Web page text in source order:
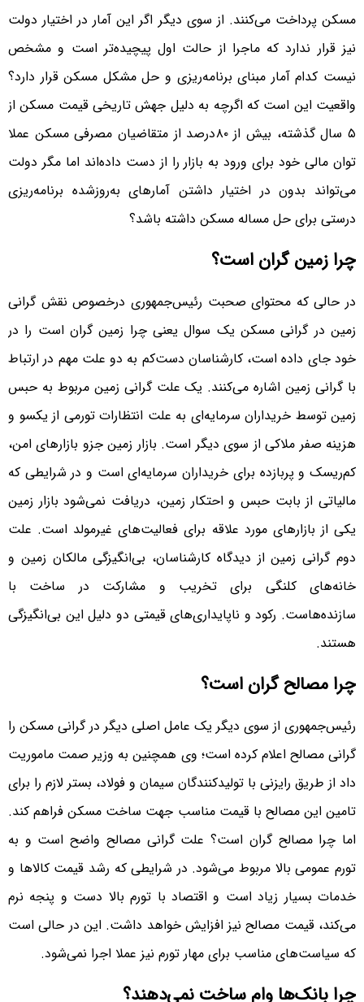
مسکن پرداخت می‌کنند. از سوی دیگر اگر این آمار در اختیار دولت
نیز قرار ندارد که ماجرا از حالت اول پیچیده‌‌‌تر است و مشخص
نیست کدام آمار مبنای برنامه‌‌‌ریزی و حل مشکل مسکن قرار دارد؟
واقعیت این است که اگرچه به دلیل جهش تاریخی قیمت مسکن از
۵ سال گذشته، بیش از ۸۰‌درصد از متقاضیان مصرفی مسکن عملا
توان مالی خود برای ورود به بازار را از دست داده‌‌‌اند اما مگر دولت
می‌تواند بدون در اختیار داشتن آمارهای به‌روز‌شده برنامه‌‌‌ریزی
درستی برای حل مساله مسکن داشته باشد؟
چرا زمین گران است؟
در حالی که محتوای صحبت رئیس‌‌‌جمهوری درخصوص نقش گرانی
زمین در گرانی مسکن یک سوال یعنی چرا زمین گران است را در
خود جای داده است، کارشناسان دست‌‌‌کم به دو علت مهم در ارتباط
با گرانی زمین اشاره می‌کنند. یک علت گرانی زمین مربوط به حبس
زمین توسط خریداران سرمایه‌‌‌ای به علت انتظارات تورمی از یکسو و
هزینه صفر ملاکی از سوی دیگر است. بازار زمین جزو بازارهای امن،
کم‌‌‌ریسک و پربازده برای خریداران سرمایه‌‌‌ای است و در شرایطی که
مالیاتی از بابت حبس و احتکار زمین، دریافت نمی‌شود بازار زمین
یکی از بازارهای مورد علاقه برای فعالیت‌‌‌های غیرمولد است. علت
دوم گرانی زمین از دیدگاه کارشناسان، بی‌‌‌انگیزگی مالکان زمین و
خانه‌‌‌های کلنگی برای تخریب و مشارکت در ساخت با
سازنده‌‌‌هاست. رکود و ناپایداری‌‌‌های قیمتی دو دلیل این بی‌‌‌انگیزگی
هستند.
چرا مصالح گران است؟
رئیس‌‌‌جمهوری از سوی دیگر یک عامل اصلی دیگر در گرانی مسکن را
گرانی مصالح اعلام کرده است؛ وی همچنین به وزیر صمت ماموریت
داد از طریق رایزنی با تولیدکنندگان سیمان و فولاد، بستر لازم را برای
تامین این مصالح با قیمت مناسب جهت ساخت مسکن فراهم کند.
اما چرا مصالح گران است؟ علت گرانی مصالح واضح است و به
تورم عمومی بالا مربوط می‌شود. در شرایطی که رشد قیمت کالاها و
خدمات بسیار زیاد است و اقتصاد با تورم بالا دست و پنجه نرم
می‌کند، قیمت مصالح نیز افزایش خواهد داشت. این در حالی است
که سیاست‌‌‌های مناسب برای مهار تورم نیز عملا اجرا نمی‌شود.
چرا بانک‌ها وام ساخت نمی‌‌‌دهند؟